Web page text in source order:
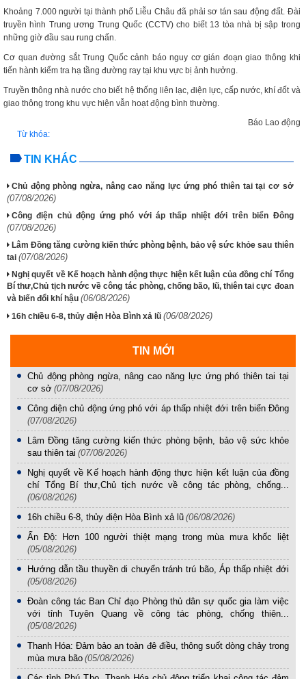
Khoảng 7.000 người tại thành phố Liễu Châu đã phải sơ tán sau động đất. Đài
truyền hình Trung ương Trung Quốc (CCTV) cho biết 13 tòa nhà bị sập trong
những giờ đầu sau rung chấn.
Cơ quan đường sắt Trung Quốc cảnh báo nguy cơ gián đoạn giao thông khi
tiến hành kiểm tra hạ tầng đường ray tại khu vực bị ảnh hưởng.
Truyền thông nhà nước cho biết hệ thống liên lạc, điện lực, cấp nước, khí đốt và
giao thông trong khu vực hiện vẫn hoạt động bình thường.
Báo Lao động
Từ khóa:
TIN KHÁC
Chủ động phòng ngừa, nâng cao năng lực ứng phó thiên tai tại cơ sở
(07/08/2026)
Công điện chủ động ứng phó với áp thấp nhiệt đới trên biển Đông
(07/08/2026)
Lâm Đồng tăng cường kiến thức phòng bệnh, bảo vệ sức khỏe sau thiên
tai (07/08/2026)
Nghị quyết về Kế hoạch hành động thực hiện kết luận của đồng chí Tổng
Bí thư,Chủ tịch nước về công tác phòng, chống bão, lũ, thiên tai cực đoan
và biến đổi khí hậu (06/08/2026)
16h chiều 6-8, thủy điện Hòa Bình xả lũ (06/08/2026)
TIN MỚI
Chủ động phòng ngừa, nâng cao năng lực ứng phó thiên tai tại
cơ sở (07/08/2026)
Công điện chủ động ứng phó với áp thấp nhiệt đới trên biển Đông
(07/08/2026)
Lâm Đồng tăng cường kiến thức phòng bệnh, bảo vệ sức khỏe
sau thiên tai (07/08/2026)
Nghị quyết về Kế hoạch hành động thực hiện kết luận của đồng
chí Tổng Bí thư,Chủ tịch nước về công tác phòng, chống...
(06/08/2026)
16h chiều 6-8, thủy điện Hòa Bình xả lũ (06/08/2026)
Ấn Độ: Hơn 100 người thiệt mạng trong mùa mưa khốc liệt
(05/08/2026)
Hướng dẫn tầu thuyền di chuyển tránh trú bão, Áp thấp nhiệt đới
(05/08/2026)
Đoàn công tác Ban Chỉ đạo Phòng thủ dân sự quốc gia làm việc
với tỉnh Tuyên Quang về công tác phòng, chống thiên...
(05/08/2026)
Thanh Hóa: Đảm bảo an toàn đê điều, thông suốt dòng chảy trong
mùa mưa bão (05/08/2026)